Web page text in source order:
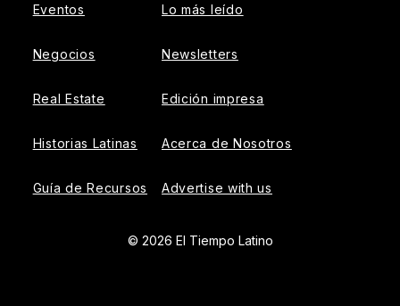
Eventos
Negocios
Real Estate
Historias Latinas
Guía de Recursos
Lo más leído
Newsletters
Edición impresa
Acerca de Nosotros
Advertise with us
© 2026 El Tiempo Latino